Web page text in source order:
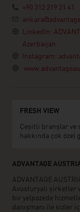
+90 312 219 21 41
LinkedIn:
Azerbaijan
Instagram:
FRESH VIEW
Çeşitli branşlar ve
hakkında çok
ADVANTAGE
ADVANTAGE
Avusturyalı şirketler
bir yelpazede
danışmanı ile sizler